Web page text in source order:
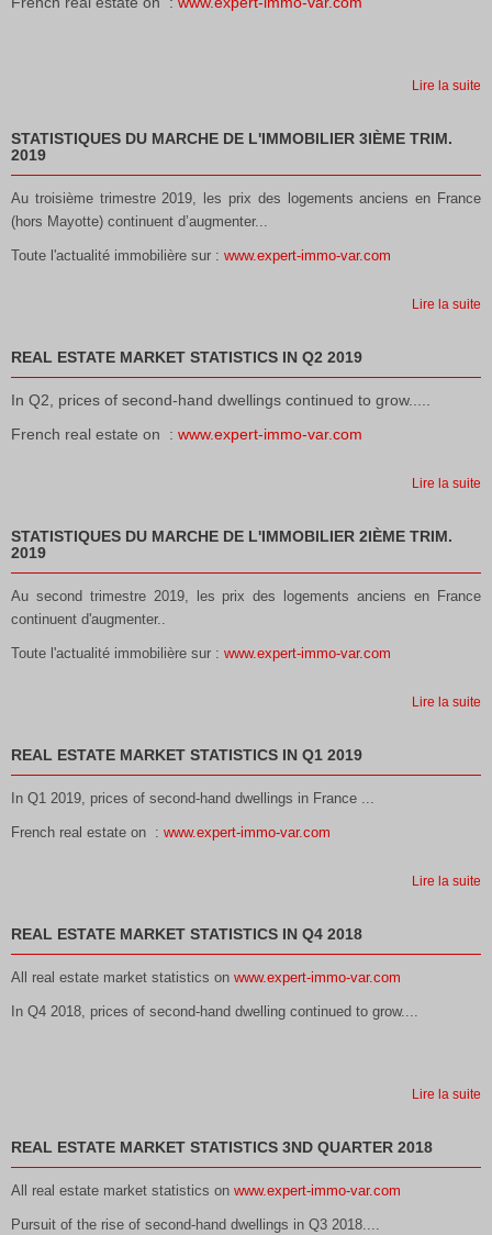
Lire la suite
STATISTIQUES DU MARCHE DE L'IMMOBILIER 3IÈME TRIM.
2019
Au troisième trimestre 2019, les prix des logements anciens en France
(hors Mayotte) continuent d’augmenter...
Toute l'actualité immobilière sur : www.expert-immo-var.com
Lire la suite
REAL ESTATE MARKET STATISTICS IN Q2 2019
In Q2, prices of second-hand dwellings continued to grow.....
French real estate on : www.expert-immo-var.com
Lire la suite
STATISTIQUES DU MARCHE DE L'IMMOBILIER 2IÈME TRIM.
2019
Au second trimestre 2019, les prix des logements anciens en France
continuent d'augmenter..
Toute l'actualité immobilière sur : www.expert-immo-var.com
Lire la suite
REAL ESTATE MARKET STATISTICS IN Q1 2019
In Q1 2019, prices of second-hand dwellings in France ...
French real estate on : www.expert-immo-var.com
Lire la suite
REAL ESTATE MARKET STATISTICS IN Q4 2018
All real estate market statistics on www.expert-immo-var.com
In Q4 2018, prices of second-hand dwelling continued to grow....
Lire la suite
REAL ESTATE MARKET STATISTICS 3ND QUARTER 2018
All real estate market statistics on www.expert-immo-var.com
Pursuit of the rise of second-hand dwellings in Q3 2018....